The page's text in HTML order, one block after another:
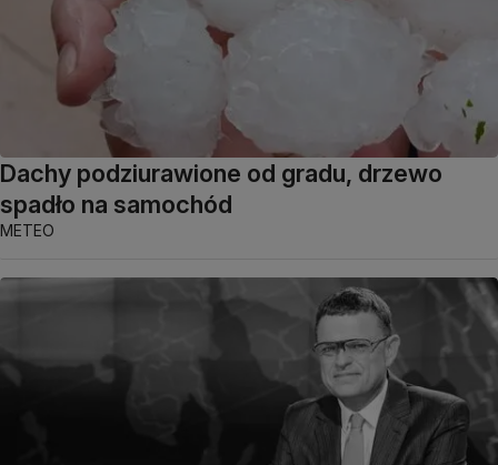
Dachy podziurawione od gradu, drzewo
spadło na samochód
METEO